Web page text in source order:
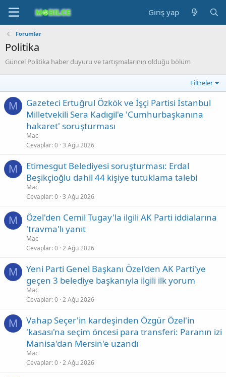
Giriş yap
Forumlar
Politika
Güncel Politika haber duyuru ve tartışmalarının olduğu bölüm
Filtreler
M
Gazeteci Ertuğrul Özkök ve İşçi Partisi İstanbul
Milletvekili Sera Kadıgil'e 'Cumhurbaşkanına
hakaret' soruşturması
Mac
Cevaplar 0 3 Ağu 2026
M
Etimesgut Belediyesi soruşturması: Erdal
Beşikçioğlu dahil 44 kişiye tutuklama talebi
Mac
Cevaplar 0 3 Ağu 2026
M
Özel'den Cemil Tugay'la ilgili AK Parti iddialarına
'travma'lı yanıt
Mac
Cevaplar 0 2 Ağu 2026
M
Yeni Parti Genel Başkanı Özel'den AK Parti'ye
geçen 3 belediye başkanıyla ilgili ilk yorum
Mac
Cevaplar 0 2 Ağu 2026
M
Vahap Seçer'in kardeşinden Özgür Özel'in
'kasası'na seçim öncesi para transferi: Paranın izi
Manisa'dan Mersin'e uzandı
Mac
Cevaplar 0 2 Ağu 2026